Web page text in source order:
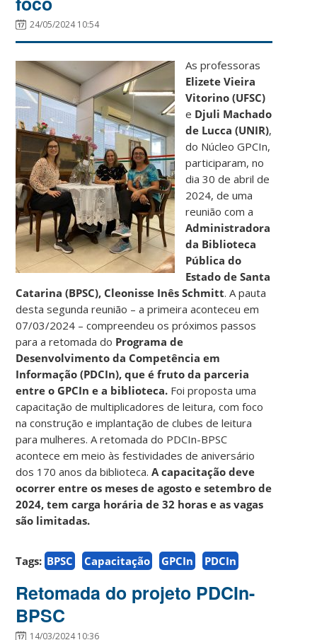
24/05/2024 10:54
As professoras
Elizete Vieira
Vitorino (UFSC)
e Djuli Machado
de Lucca (UNIR),
do Núcleo GPCIn,
participaram, no
dia 30 de abril de
2024, de uma
reunião com a
Administradora
da Biblioteca
Pública do
Estado de Santa
Catarina (BPSC), Cleonisse Inês Schmitt. A pauta
desta segunda reunião – a primeira aconteceu em
07/03/2024 – compreendeu os próximos passos
para a retomada do Programa de
Desenvolvimento da Competência em
Informação (PDCIn), que é fruto da parceria
entre o GPCIn e a biblioteca. Foi proposta uma
capacitação de multiplicadores de leitura, com foco
na construção e implantação de clubes de leitura
para mulheres. A retomada do PDCIn-BPSC
acontece em meio às festividades de aniversário
dos 170 anos da biblioteca.A capacitação deve
ocorrer entre os meses de agosto e setembro de
2024, tem carga horária de 32 horas e as vagas
são limitadas.
Tags: BPSC Capacitação GPCIn PDCIn
Retomada do projeto PDCIn-
BPSC
14/03/2024 10:36